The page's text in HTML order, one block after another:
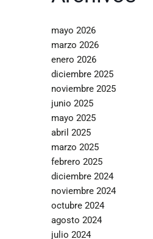
mayo 2026
marzo 2026
enero 2026
diciembre 2025
noviembre 2025
junio 2025
mayo 2025
abril 2025
marzo 2025
febrero 2025
diciembre 2024
noviembre 2024
octubre 2024
agosto 2024
julio 2024